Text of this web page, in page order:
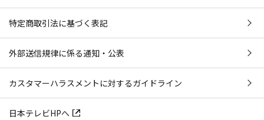
特定商取引法に基づく表記
外部送信規律に係る通知・公表
カスタマーハラスメントに対するガイドライン
日本テレビHPへ